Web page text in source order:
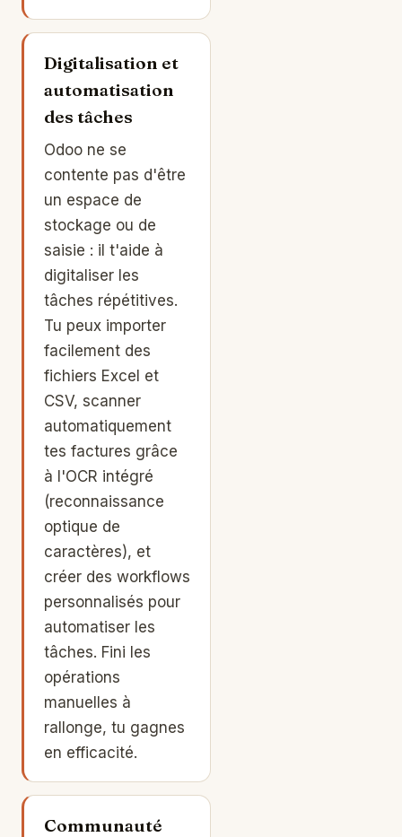
Digitalisation et
automatisation
des tâches
Odoo ne se
contente pas d'être
un espace de
stockage ou de
saisie : il t'aide à
digitaliser les
tâches répétitives.
Tu peux importer
facilement des
fichiers Excel et
CSV, scanner
automatiquement
tes factures grâce
à l'OCR intégré
(reconnaissance
optique de
caractères), et
créer des workflows
personnalisés pour
automatiser les
tâches. Fini les
opérations
manuelles à
rallonge, tu gagnes
en efficacité.
Communauté